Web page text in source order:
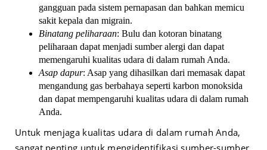
gangguan pada sistem pernapasan dan bahkan memicu
sakit kepala dan migrain.
Binatang peliharaan: Bulu dan kotoran binatang
peliharaan dapat menjadi sumber alergi dan dapat
memengaruhi kualitas udara di dalam rumah Anda.
Asap dapur: Asap yang dihasilkan dari memasak dapat
mengandung gas berbahaya seperti karbon monoksida
dan dapat mempengaruhi kualitas udara di dalam rumah
Anda.
Untuk menjaga kualitas udara di dalam rumah Anda,
sangat penting untuk mengidentifikasi sumber-sumber